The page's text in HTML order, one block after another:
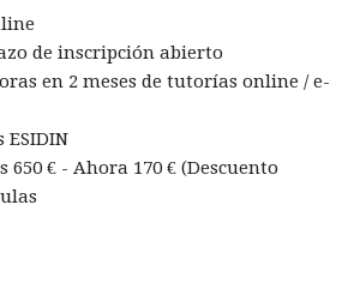
de inscripción abierto
en 2 meses de tutorías online / e-
ESIDIN
650 € - Ahora 170 € (Descuento